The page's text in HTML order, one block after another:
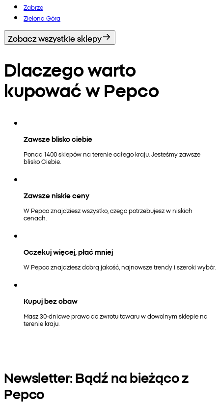
Zabrze
Zielona Góra
Zobacz wszystkie sklepy
Dlaczego warto
kupować w Pepco
Zawsze blisko ciebie
Ponad 1400 sklepów na terenie całego kraju. Jesteśmy zawsze
blisko Ciebie.
Zawsze niskie ceny
W Pepco znajdziesz wszystko, czego potrzebujesz w niskich
cenach.
Oczekuj więcej, płać mniej
W Pepco znajdziesz dobrą jakość, najnowsze trendy i szeroki wybór.
Kupuj bez obaw
Masz 30-dniowe prawo do zwrotu towaru w dowolnym sklepie na
terenie kraju.
Newsletter: Bądź na bieżąco z
Pepco